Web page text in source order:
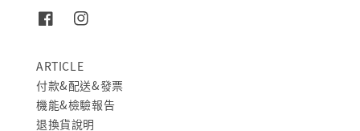
ARTICLE
付款&配送&發票
機能&檢驗報告
退換貨說明